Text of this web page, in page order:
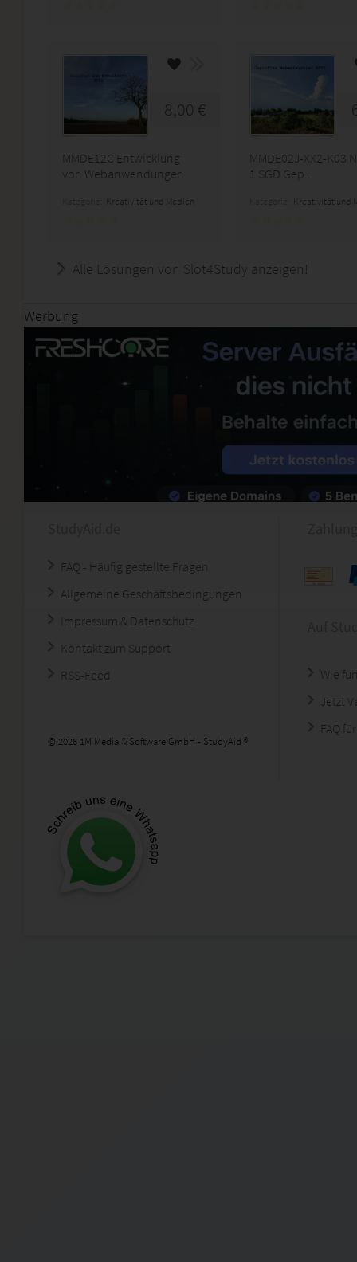
8,00 €
MMDE12C Entwicklung
von Webanwendungen
Kreativität und Medien
MMDE02J-XX2-K03
1 SGD Gep...
Kreativität und
Alle Lösungen von Slot4Study anzeigen!
Werbung
FAQ - Häufig gestellte Fragen
Allgemeine Geschäftsbedingungen
Impressum & Datenschutz
Kontakt zum Support
RSS-Feed
© 2026 1M Media & Software GmbH - StudyAid ®
Wie
Jetzt
FAQ